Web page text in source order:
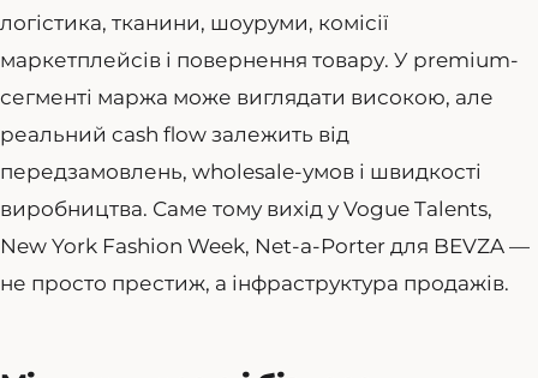
логістика, тканини, шоуруми, комісії
маркетплейсів і повернення товару. У premium-
сегменті маржа може виглядати високою, але
реальний cash flow залежить від
передзамовлень, wholesale-умов і швидкості
виробництва. Саме тому вихід у Vogue Talents,
New York Fashion Week, Net-a-Porter для BEVZA —
не просто престиж, а інфраструктура продажів.